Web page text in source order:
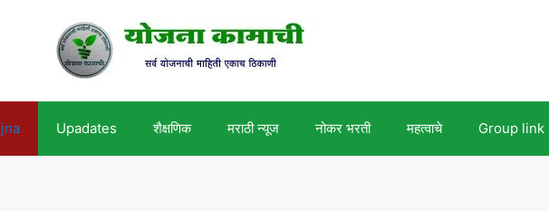
Upadates शैक्षणिक मराठी न्यूज नोकर भरती महत्वाचे Group link